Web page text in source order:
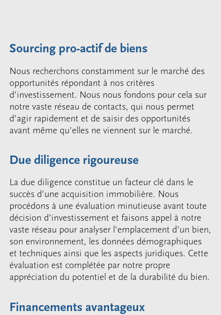
Sourcing pro-actif de biens
Nous recherchons constamment sur le marché des
opportunités répondant à nos critères
d’investissement. Nous nous fondons pour cela sur
notre vaste réseau de contacts, qui nous permet
d’agir rapidement et de saisir des opportunités
avant même qu’elles ne viennent sur le marché.
Due diligence rigoureuse
La due diligence constitue un facteur clé dans le
succès d’une acquisition immobilière. Nous
procédons à une évaluation minutieuse avant toute
décision d’investissement et faisons appel à notre
vaste réseau pour analyser l’emplacement d’un bien,
son environnement, les données démographiques
et techniques ainsi que les aspects juridiques. Cette
évaluation est complétée par notre propre
appréciation du potentiel et de la durabilité du bien.
Financements avantageux